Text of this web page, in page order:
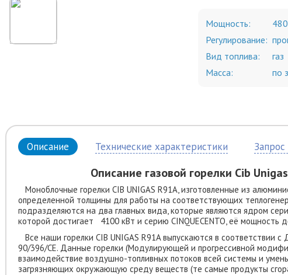
Мощность:
Регулирование:
Вид топлива:
газ
Масса:
по
Описание Технические характеристики
Описание газовой горелки Cib
Моноблочные горелки CIB UNIGAS R91A, изготовленные из
определенной толщины для работы на соответствующих
подразделяются на два главных вида, которые являются ядром
которой достигает 4100 кВт и серию CINQUECENTO, её мощность
Все наши горелки CIB UNIGAS R91A выпускаются в соответствии с
90/396/СЕ. Данные горелки (Модулирующей и прогрессивной
взаимодействие воздушно-топливных потоков всей системы и
загрязняющих окружающую среду веществ (те самые продукты